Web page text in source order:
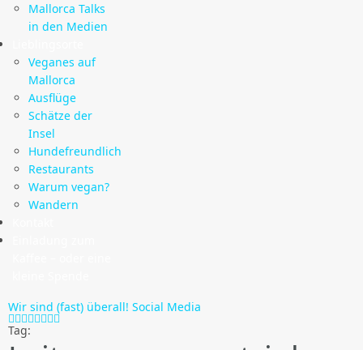
Mallorca Talks
in den Medien
Veganes auf
Mallorca
Ausflüge
Schätze der
Insel
Hundefreundlich
Restaurants
Warum vegan?
Wandern
Wir sind (fast) überall! Social Media
Tag: